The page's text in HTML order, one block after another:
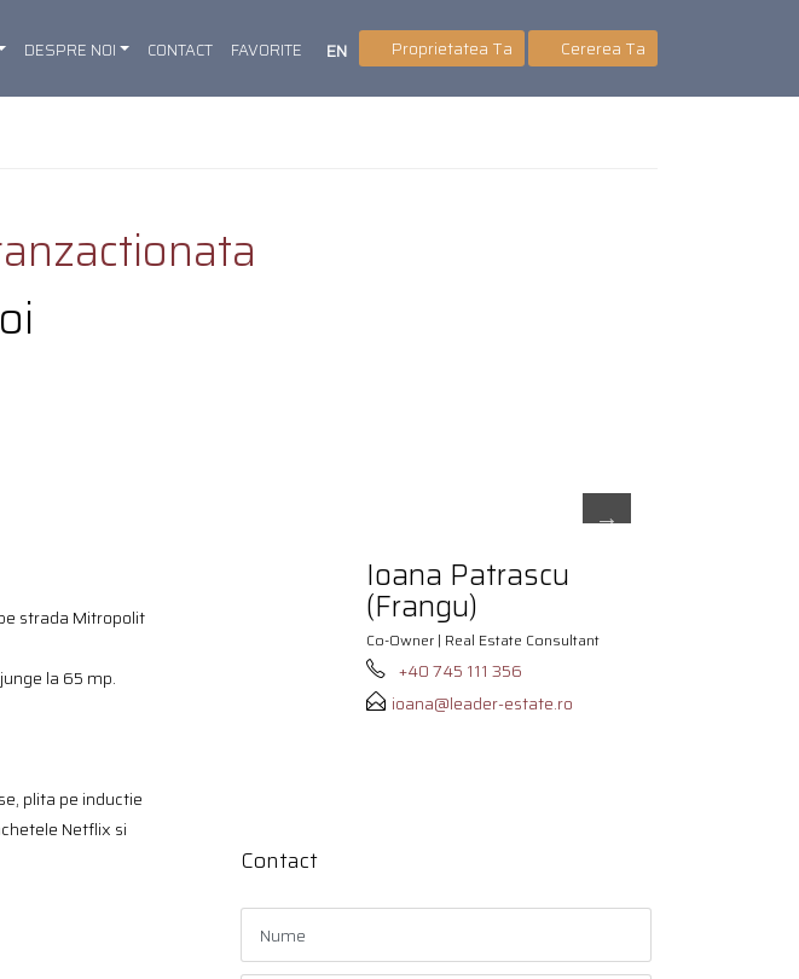
DESPRE NOI CONTACT FAVORITE EN Proprietatea Ta Cererea Ta
strada Mitropolit
la 65 mp.
plita pe inductie
Netflix si
Ioana Patrascu
(Frangu)
Co-Owner | Real Estate Consultant
+40 745 111 356
ioana@leader-estate.ro
Contact